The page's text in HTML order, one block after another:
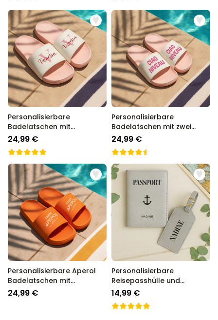
Personalisierbare
Badelatschen mit
Monogramm
24,99 €
Personalisierbare
Badelatschen mit zwei
Zeilen
24,99 €
Personalisierbare Aperol
Badelatschen mit
Jahreszahl
24,99 €
Personalisierbare
Reisepasshülle und
Koffertag mit Symbol und
Text
14,99 €